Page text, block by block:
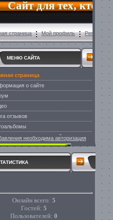
необходима авторизация
Онлайн всего: 5
Гостей: 5
Пользователей: 0